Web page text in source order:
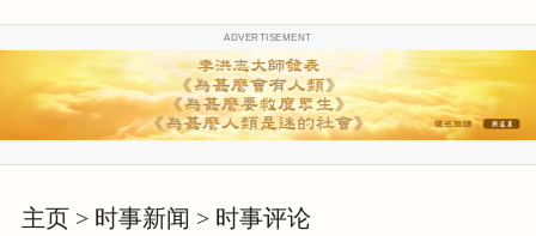
ADVERTISEMENT
主页 > 时事新闻 > 时事评论